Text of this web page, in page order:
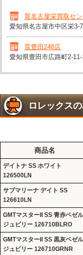
質名古屋栄買取セ
愛知県名古屋市中区栄3-
質豊田248店
愛知県豊田市広路町2-
ロレックス
商品名
デイトナ SS ホワイト
126500LN
サブマリーナ デイト SS
126610LN
GMTマスターII SS 青赤ベゼル
ジュビリー 126710BLRO
GMTマスターII SS 黒灰ベゼル
ジュビリー 126710GRNR